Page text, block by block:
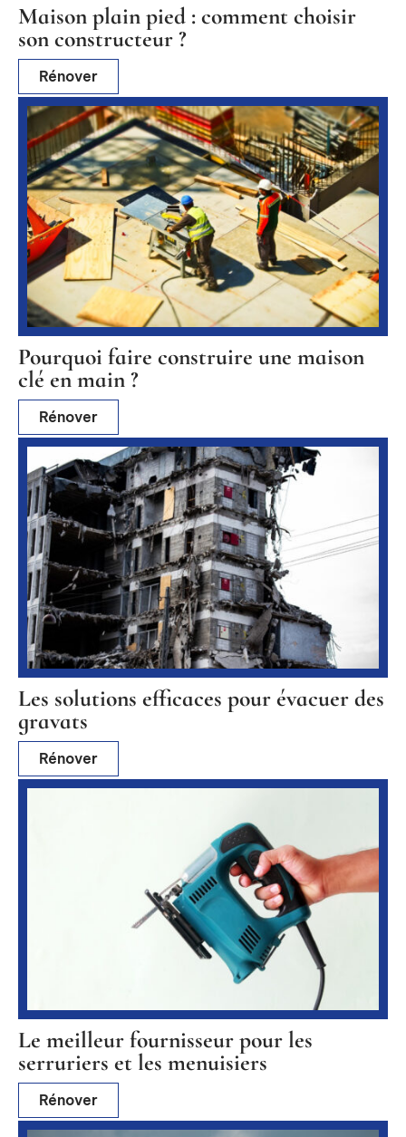
Maison plain pied : comment choisir
son constructeur ?
Rénover
Pourquoi faire construire une maison
clé en main ?
Rénover
Les solutions efficaces pour évacuer des
gravats
Rénover
Le meilleur fournisseur pour les
serruriers et les menuisiers
Rénover